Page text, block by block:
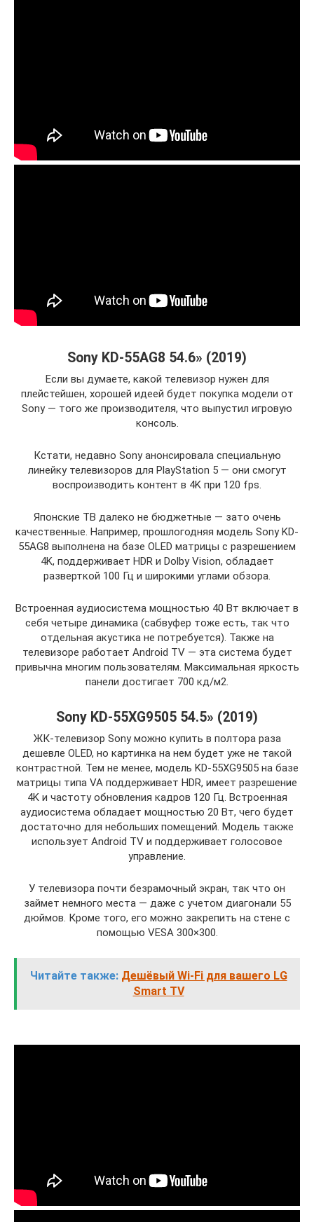
Sony KD-55AG8 54.6» (2019)
Если вы думаете, какой телевизор нужен для
плейстейшен, хорошей идеей будет покупка модели от
Sony — того же производителя, что выпустил игровую
консоль.
Кстати, недавно Sony анонсировала специальную
линейку телевизоров для PlayStation 5 — они смогут
воспроизводить контент в 4K при 120 fps.
Японские ТВ далеко не бюджетные — зато очень
качественные. Например, прошлогодняя модель Sony KD-
55AG8 выполнена на базе OLED матрицы с разрешением
4K, поддерживает HDR и Dolby Vision, обладает
разверткой 100 Гц и широкими углами обзора.
Встроенная аудиосистема мощностью 40 Вт включает в
себя четыре динамика (сабвуфер тоже есть, так что
отдельная акустика не потребуется). Также на
телевизоре работает Android TV — эта система будет
привычна многим пользователям. Максимальная яркость
панели достигает 700 кд/м2.
Sony KD-55XG9505 54.5» (2019)
ЖК-телевизор Sony можно купить в полтора раза
дешевле OLED, но картинка на нем будет уже не такой
контрастной. Тем не менее, модель KD-55XG9505 на базе
матрицы типа VA поддерживает HDR, имеет разрешение
4K и частоту обновления кадров 120 Гц. Встроенная
аудиосистема обладает мощностью 20 Вт, чего будет
достаточно для небольших помещений. Модель также
использует Android TV и поддерживает голосовое
управление.
У телевизора почти безрамочный экран, так что он
займет немного места — даже с учетом диагонали 55
дюймов. Кроме того, его можно закрепить на стене с
помощью VESA 300×300.
Читайте также: Дешёвый Wi-Fi для вашего LG
Smart TV